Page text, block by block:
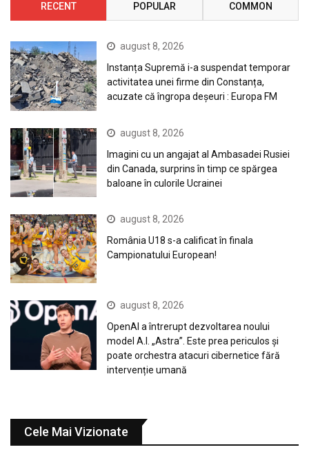
RECENT POPULAR COMMON
august 8, 2026
Instanța Supremă i-a suspendat temporar
activitatea unei firme din Constanța,
acuzate că îngropa deșeuri : Europa FM
august 8, 2026
Imagini cu un angajat al Ambasadei Rusiei
din Canada, surprins în timp ce spărgea
baloane în culorile Ucrainei
august 8, 2026
România U18 s-a calificat în finala
Campionatului European!
august 8, 2026
OpenAI a întrerupt dezvoltarea noului
model A.I. „Astra”. Este prea periculos și
poate orchestra atacuri cibernetice fără
intervenție umană
Cele Mai Vizionate